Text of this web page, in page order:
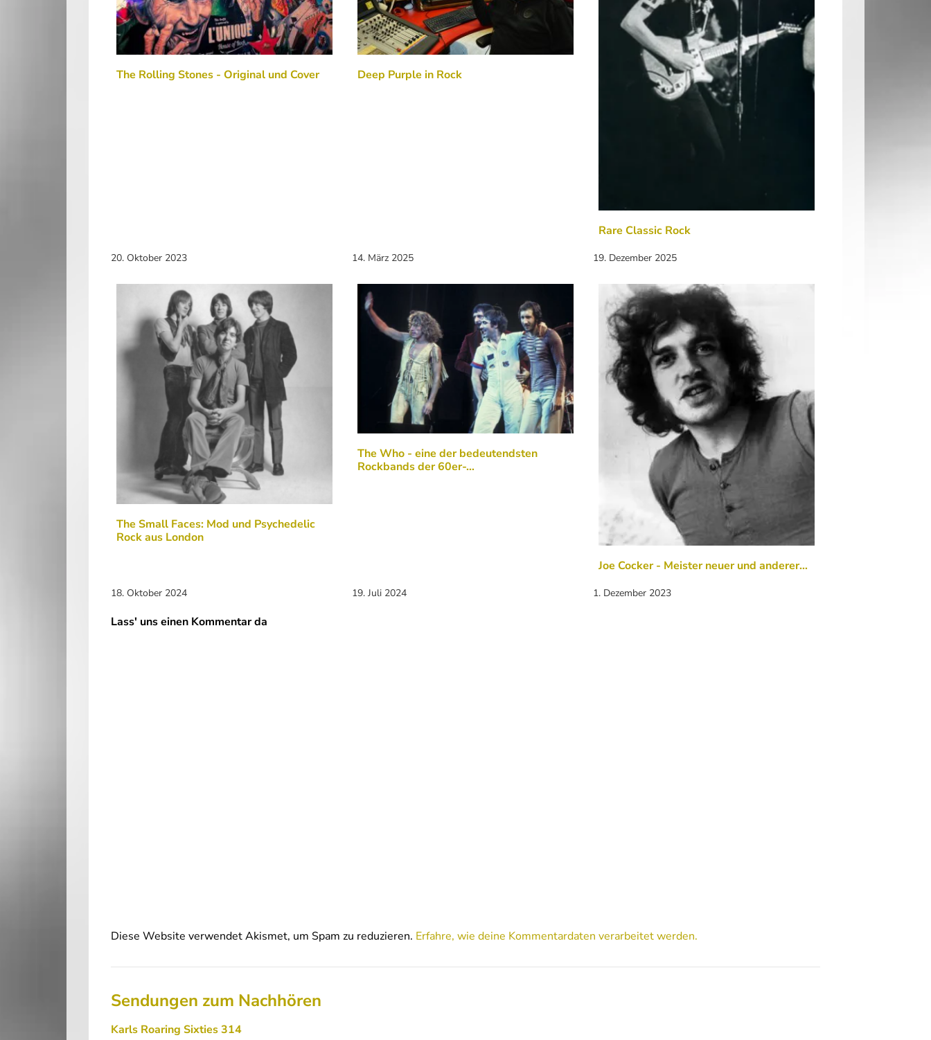
The Rolling Stones - Original und Cover
20. Oktober 2023
Deep Purple in Rock
14. März 2025
Rare Classic Rock
19. Dezember 2025
The Small Faces: Mod und Psychedelic
Rock aus London
18. Oktober 2024
The Who - eine der bedeutendsten
Rockbands der 60er-…
19. Juli 2024
Joe Cocker - Meister neuer und anderer…
1. Dezember 2023
Lass' uns einen Kommentar da
Diese Website verwendet Akismet, um Spam zu reduzieren. Erfahre, wie deine Kommentardaten verarbeitet werden.
Sendungen zum Nachhören
Karls Roaring Sixties 314